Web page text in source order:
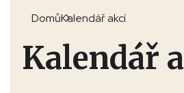
DomůKalendář akcí
Kalendář